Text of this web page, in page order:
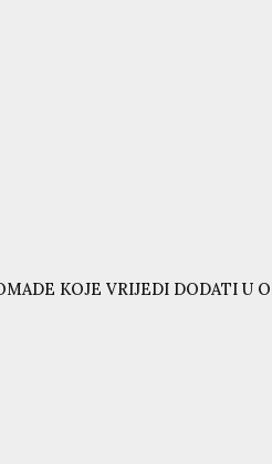
KOJE VRIJEDI DODATI U